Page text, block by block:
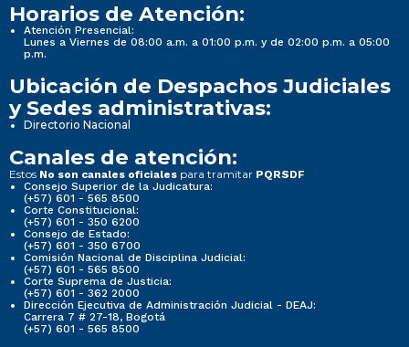
Horarios de Atención:
Atención Presencial:
Lunes a Viernes de 08:00 a.m. a 01:00 p.m. y de 02:00 p.m. a 05:00
p.m.
Ubicación de Despachos Judiciales
y Sedes administrativas:
Directorio Nacional
Canales de atención:
Estos No son canales oficiales para tramitar PQRSDF
Consejo Superior de la Judicatura:
(+57) 601 - 565 8500
Corte Constitucional:
(+57) 601 - 350 6200
Consejo de Estado:
(+57) 601 - 350 6700
Comisión Nacional de Disciplina Judicial:
(+57) 601 - 565 8500
Corte Suprema de Justicia:
(+57) 601 - 362 2000
Dirección Ejecutiva de Administración Judicial - DEAJ:
Carrera 7 # 27-18, Bogotá
(+57) 601 - 565 8500